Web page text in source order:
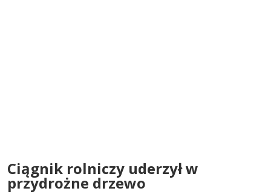
Ciągnik rolniczy uderzył w
przydrożne drzewo